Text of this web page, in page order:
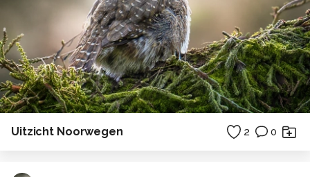
Uitzicht Noorwegen 2 0